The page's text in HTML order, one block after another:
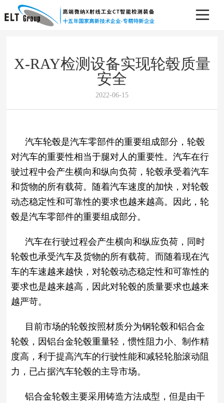
X-RAY检测设备实现轮毂质量
安全
2022-06-15
汽车轮毂是汽车零部件的重要组成部分，轮毂
对汽车的重要性相当于腿对人的重要性。汽车在行
驶过程中会产生横向和纵向负荷，轮毂承受着汽车
和货物的所有载荷。随着汽车速度的加快，对轮毂
动态稳定性和可靠性的要求也越来越高。因此，轮
毂是汽车零部件的重要组成部分。
汽车在行驶过程会产生横向和纵应负荷，同时
轮毂也承受汽车及货物的所有载荷。而随着现在汽
车的车速越来越快，对轮毂动态稳定性和可靠性的
要求也是越来越高，因此对轮毂的质量要求也越来
越严苛。
目前市场的轮毂按照材质分为钢轮毂和铝合金
轮毂，因铝台金轮毂重量轻，惯性阻力小、制作精
度高，利于提高汽车的行驶性能和减轻轮胎滚动阻
力，已占据汽车轮毂的主导市场。
铝合金轮毂主要采用铸造方法成型，但是由干